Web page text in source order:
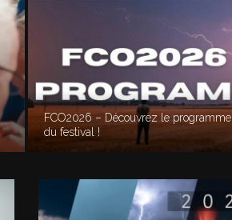
FCO2026 – Découvrez le programme
du festival !